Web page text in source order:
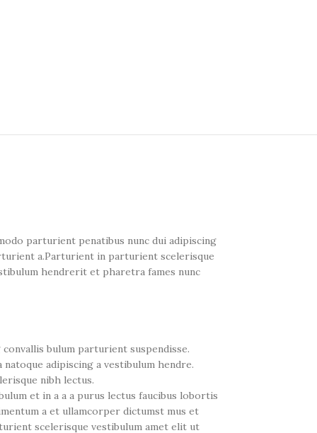
parturient penatibus nunc dui adipiscing
a.Parturient in parturient scelerisque
hendrerit et pharetra fames nunc
bulum parturient suspendisse.
adipiscing a vestibulum hendre.
nibh lectus.
et in a a a purus lectus faucibus lobortis
a et ullamcorper dictumst mus et
scelerisque vestibulum amet elit ut